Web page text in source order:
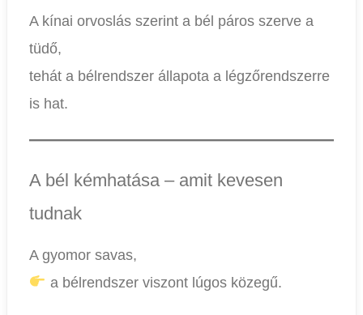
A kínai orvoslás szerint a bél páros szerve a
tüdő,
tehát a bélrendszer állapota a légzőrendszerre
is hat.
A bél kémhatása – amit kevesen
tudnak
A gyomor savas,
a bélrendszer viszont lúgos közegű.